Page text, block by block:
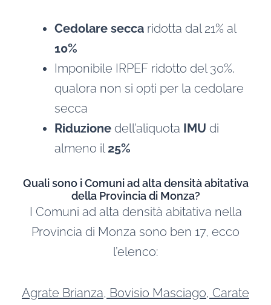
Cedolare secca ridotta dal 21% al
10%
Imponibile IRPEF ridotto del 30%,
qualora non si opti per la cedolare
secca
Riduzione dell’aliquota IMU di
almeno il25%
Quali sono i Comuni ad alta densità abitativa
della Provincia di Monza?
I Comuni ad alta densità abitativa nella
Provincia di Monza sono ben 17, ecco
l’elenco:
Agrate Brianza, Bovisio Masciago, Carate